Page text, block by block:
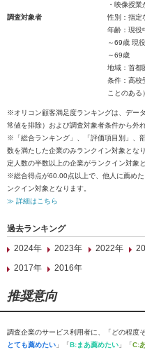
・映像授
調査対象者
性別：指定
年齢：現役
～69歳 現
～69歳
地域：首都
条件：高校
ことのある
※オリコン顧客満足度ランキングは、デー
常値を排除）および調査対象者条件から外
※「総合ランキング」、「評価項目別」、
数を満たした企業のみランクイン対象とな
定人数の半数以上の企業がランクイン対象
※総合得点が60.00点以上で、他人に薦め
ンクイン対象となります。
≫ 詳細はこちら
過去ランキング
2024年
2023年 2022年
2017年
2016年
推奨意向
調査企業のサービス利用者に、「どの程度
とても薦めたい 」「B:まあ薦めたい 」「C: